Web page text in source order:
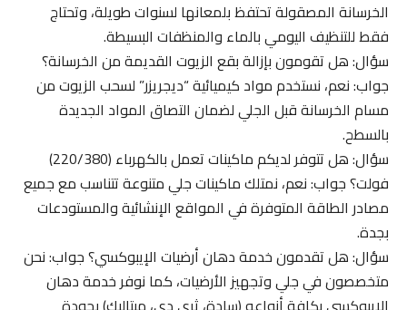
الخرسانة المصقولة تحتفظ بلمعانها لسنوات طويلة، وتحتاج
فقط للتنظيف اليومي بالماء والمنظفات البسيطة.
سؤال: هل تقومون بإزالة بقع الزيوت القديمة من الخرسانة؟
جواب: نعم، نستخدم مواد كيميائية “ديجريزر” لسحب الزيوت من
مسام الخرسانة قبل الجلي لضمان التصاق المواد الجديدة
بالسطح.
سؤال: هل تتوفر لديكم ماكينات تعمل بالكهرباء (220/380)
فولت؟ جواب: نعم، نمتلك ماكينات جلي متنوعة تتناسب مع جميع
مصادر الطاقة المتوفرة في المواقع الإنشائية والمستودعات
بجدة.
سؤال: هل تقدمون خدمة دهان أرضيات الإيبوكسي؟ جواب: نحن
متخصصون في جلي وتجهيز الأرضيات، كما نوفر خدمة دهان